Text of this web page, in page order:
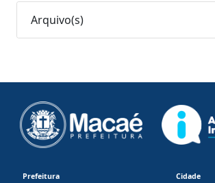
Arquivo(s)
Prefeitura Cidade